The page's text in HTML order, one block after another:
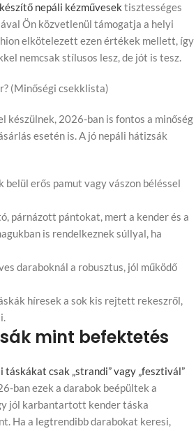
nepáli kézművesek tisztességes
Ön közvetlenül támogatja a helyi
elkötelezett ezen értékek mellett, így
nemcsak stílusos lesz, de jót is tesz.
(Minőségi csekklista)
készülnek, 2026-ban is fontos a minőség
esetén is. A jó nepáli hátizsák
belül erős pamut vagy vászon béléssel
párnázott pántokat, mert a kender és a
is rendelkeznek súllyal, ha
daraboknál a robusztus, jól működő
híresek a sok kis rejtett rekeszről,
mint befektetés
táskákat csak „strandi” vagy „fesztivál”
ban ezek a darabok beépültek a
jól karbantartott kender táska
Ha a legtrendibb darabokat keresi,